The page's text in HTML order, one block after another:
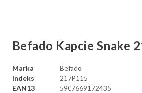
Befado Kapcie Snake
Marka
Befado
Indeks
217P115
EAN13
5907669172435